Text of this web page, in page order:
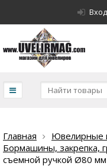
Вход
Главная
Ювелирные
Бормашины, закрепка,
съемной ручкой Ø80